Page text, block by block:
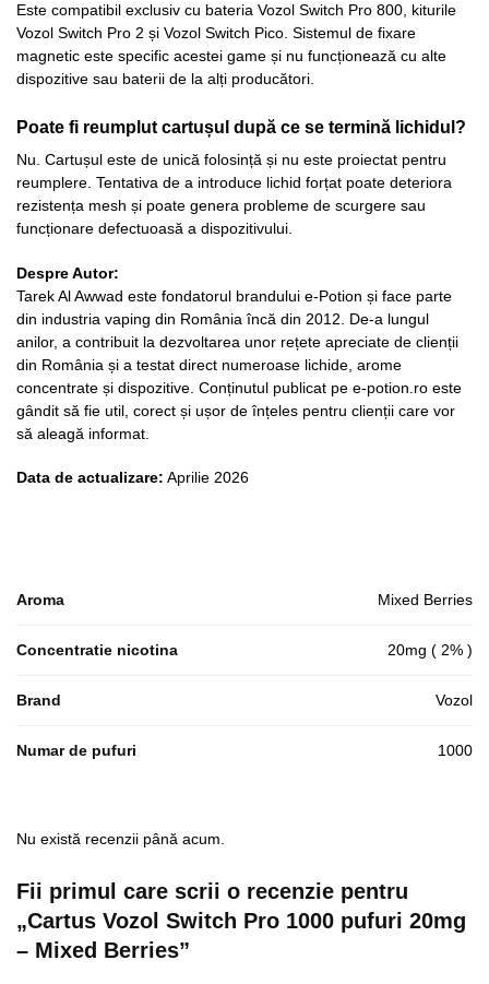
Este compatibil exclusiv cu bateria Vozol Switch Pro 800, kiturile
Vozol Switch Pro 2 și Vozol Switch Pico. Sistemul de fixare
magnetic este specific acestei game și nu funcționează cu alte
dispozitive sau baterii de la alți producători.
Poate fi reumplut cartușul după ce se termină lichidul?
Nu. Cartușul este de unică folosință și nu este proiectat pentru
reumplere. Tentativa de a introduce lichid forțat poate deteriora
rezistența mesh și poate genera probleme de scurgere sau
funcționare defectuoasă a dispozitivului.
Despre Autor:
Tarek Al Awwad este fondatorul brandului e-Potion și face parte
din industria vaping din România încă din 2012. De-a lungul
anilor, a contribuit la dezvoltarea unor rețete apreciate de clienții
din România și a testat direct numeroase lichide, arome
concentrate și dispozitive. Conținutul publicat pe e-potion.ro este
gândit să fie util, corect și ușor de înțeles pentru clienții care vor
să aleagă informat.
Data de actualizare: Aprilie 2026
Aroma Mixed Berries
Concentratie nicotina 20mg ( 2% )
Brand Vozol
Numar de pufuri 1000
Nu există recenzii până acum.
Fii primul care scrii o recenzie pentru
„Cartus Vozol Switch Pro 1000 pufuri 20mg
– Mixed Berries”